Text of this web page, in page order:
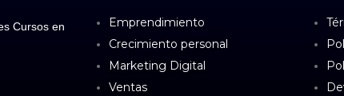
Cursos en
Emprendimiento
Crecimiento personal
Marketing Digital
Ventas